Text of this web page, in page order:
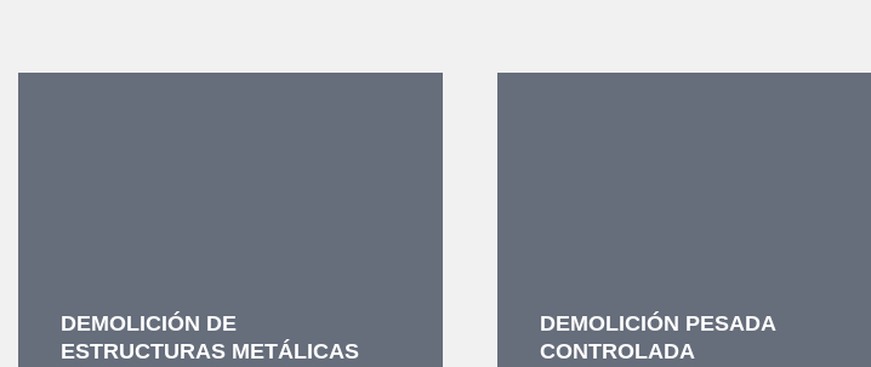
DEMOLICIÓN DE
ESTRUCTURAS METÁLICAS
DEMOLICIÓN PESADA
CONTROLADA